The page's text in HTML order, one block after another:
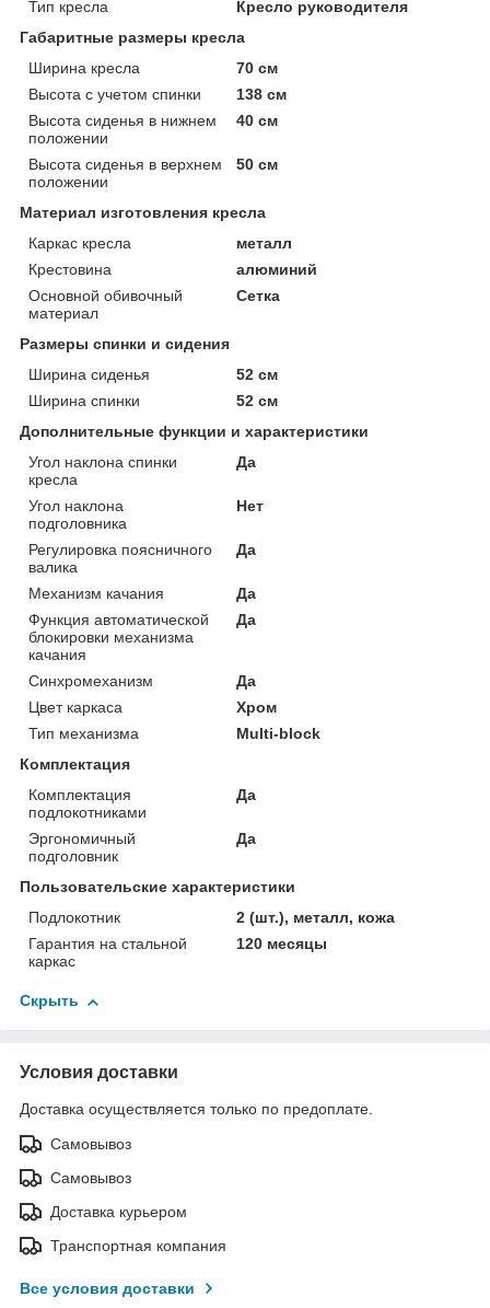
Тип кресла
Кресло руководителя
Габаритные размеры кресла
Ширина кресла
70 см
Высота с учетом спинки
138 см
Высота сиденья в нижнем
положении
40 см
Высота сиденья в верхнем
положении
50 см
Материал изготовления кресла
Каркас кресла
металл
Крестовина
алюминий
Основной обивочный
материал
Сетка
Размеры спинки и сидения
Ширина сиденья
52 см
Ширина спинки
52 см
Дополнительные функции и характеристики
Угол наклона спинки
кресла
Да
Угол наклона
подголовника
Нет
Регулировка поясничного
валика
Да
Механизм качания
Да
Функция автоматической
блокировки механизма
качания
Да
Синхромеханизм
Да
Цвет каркаса
Хром
Тип механизма
Multi-block
Комплектация
Комплектация
подлокотниками
Да
Эргономичный
подголовник
Да
Пользовательские характеристики
Подлокотник
2 (шт.), металл, кожа
Гарантия на стальной
каркас
120 месяцы
Скрыть
Условия доставки
Доставка осуществляется только по предоплате.
Самовывоз
Самовывоз
Доставка курьером
Транспортная компания
Все условия доставки